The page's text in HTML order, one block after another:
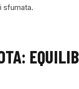
sfumata.